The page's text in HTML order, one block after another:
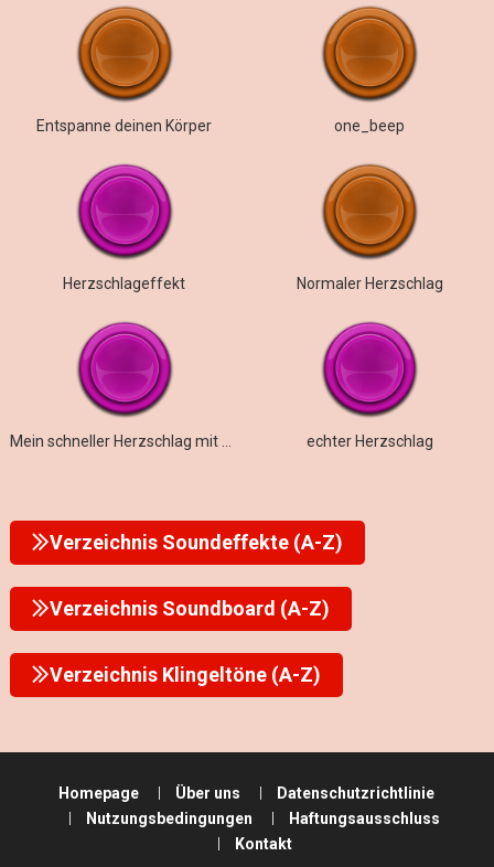
Entspanne deinen Körper one_beep
Herzschlageffekt Normaler Herzschlag
echter Herzschlag
Verzeichnis Soundeffekte (A-Z)
Verzeichnis Soundboard (A-Z)
Verzeichnis Klingeltöne (A-Z)
Homepage Über uns
Datenschutzrichtlinie
Nutzungsbedingungen
Haftungsausschluss
Kontakt